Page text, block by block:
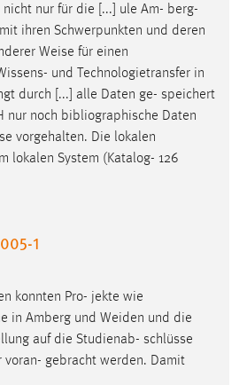
nur für die [...] ule Am- berg-
ihren Schwerpunkten und deren
Weise für einen
und Technologietransfer in
durch [...] alle Daten ge- speichert
nur noch bibliographische Daten
vorgehalten. Die lokalen
lokalen System (Katalog- 126
1
konnten Pro- jekte wie
in Amberg und Weiden und die
auf die Studienab- schlüsse
voran- gebracht werden. Damit